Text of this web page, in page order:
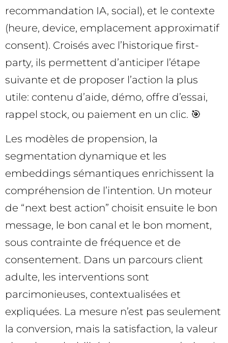
recommandation IA, social), et le contexte
(heure, device, emplacement approximatif
consent). Croisés avec l’historique first-
party, ils permettent d’anticiper l’étape
suivante et de proposer l’action la plus
utile: contenu d’aide, démo, offre d’essai,
rappel stock, ou paiement en un clic. 🎯
Les modèles de propension, la
segmentation dynamique et les
embeddings sémantiques enrichissent la
compréhension de l’intention. Un moteur
de “next best action” choisit ensuite le bon
message, le bon canal et le bon moment,
sous contrainte de fréquence et de
consentement. Dans un parcours client
adulte, les interventions sont
parcimonieuses, contextualisées et
expliquées. La mesure n’est pas seulement
la conversion, mais la satisfaction, la valeur